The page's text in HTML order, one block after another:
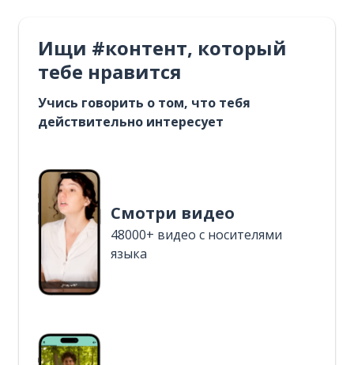
Ищи #контент, который
тебе нравится
Учись говорить о том, что тебя
действительно интересует
Смотри видео
48000+ видео с носителями
языка